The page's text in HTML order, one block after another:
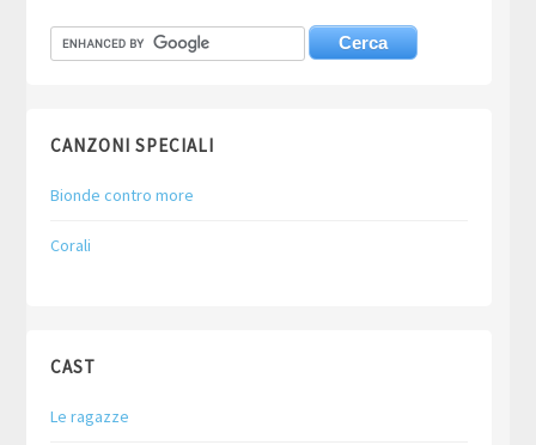
CANZONI SPECIALI
Bionde contro more
Corali
CAST
Le ragazze